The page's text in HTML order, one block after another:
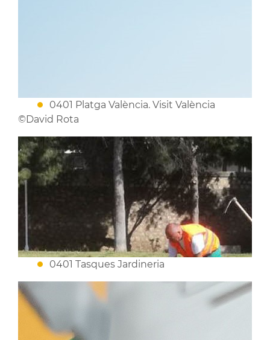
0401 Platga València. Visit València
©David Rota
0401 Tasques Jardineria